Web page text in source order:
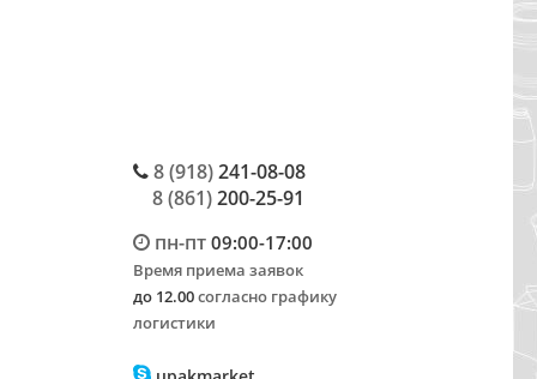
8 (918)241-08-08
8 (861)200-25-91
пн-пт09:00-17:00
Время приема заявок
до 12.00согласно графику
логистики